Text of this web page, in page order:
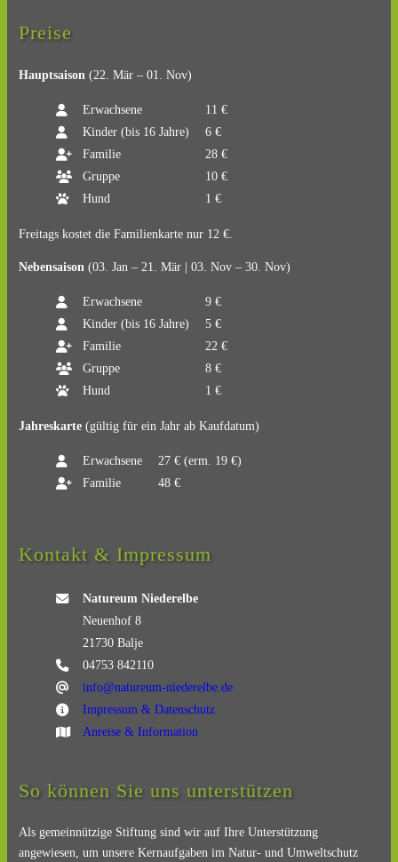
Preise
Hauptsaison(22. Mär – 01. Nov)
Erwachsene
11 €
Kinder (bis 16 Jahre)
6 €
Familie
28 €
Gruppe
10 €
Hund
1 €
Freitags kostet die Familienkarte nur 12 €.
Nebensaison(03. Jan – 21. Mär | 03. Nov – 30. Nov)
Erwachsene
9 €
Kinder (bis 16 Jahre)
5 €
Familie
22 €
Gruppe
8 €
Hund
1 €
Jahreskarte (gültig für ein Jahr ab Kaufdatum)
Erwachsene
27 € (erm. 19 €)
Familie
48 €
Kontakt & Impressum
Natureum Niederelbe
Neuenhof 8
21730 Balje
04753 842110
info@natureum-niederelbe.de
Impressum & Datenschutz
Anreise & Information
So können Sie uns unterstützen
Als gemeinnützige Stiftung sind wir auf Ihre Unterstützung
angewiesen, um unsere Kernaufgaben im Natur- und Umweltschutz